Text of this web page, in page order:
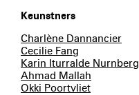
Keunstners
Charlène Dannancier
Cecilie Fang
Karin Iturralde Nurnberg
Ahmad Mallah
Okki Poortvliet